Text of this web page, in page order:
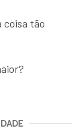
coisa tão